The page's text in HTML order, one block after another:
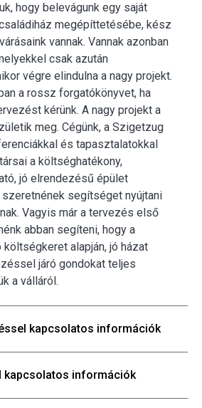
hogy belevágunk egy saját
megépíttetésébe, kész
vannak. Vannak azonban
csak azután
végre elindulna a nagy projekt.
a rossz forgatókönyvet, ha
kérünk. A nagy projekt a
meg. Cégünk, a Szigetzug
és tapasztalatokkal
a költséghatékony,
jó elrendezésű épület
segítséget nyújtani
Vagyis már a tervezés első
abban segíteni, hogy a
alapján, jó házat
járó gondokat teljes
a válláról.
kapcsolatos információk
kapcsolatos információk